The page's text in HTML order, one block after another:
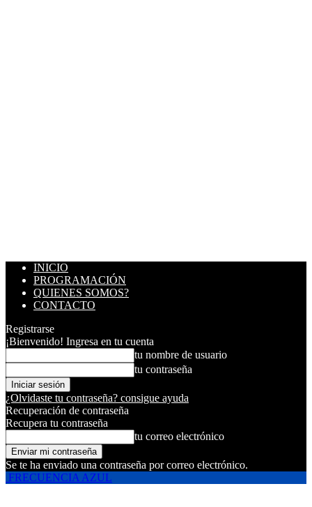
INICIO
PROGRAMACIÓN
QUIENES SOMOS?
CONTACTO
Registrarse
¡Bienvenido! Ingresa en tu cuenta
tu nombre de usuario
tu contraseña
¿Olvidaste tu contraseña? consigue ayuda
Recuperación de contraseña
Recupera tu contraseña
tu correo electrónico
Se te ha enviado una contraseña por correo electrónico.
FRECUENCIA AZUL